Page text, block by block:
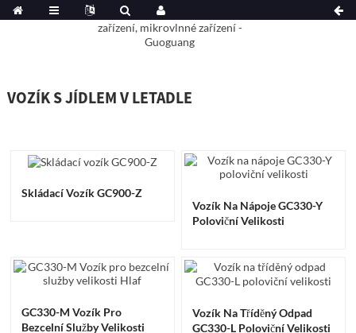
VOZÍK S JÍDLEM V LETADLE
Skládací Vozík GC900-Z
Vozík Na Nápoje GC330-Y
Poloviční Velikosti
GC330-M Vozík Pro
Bezcelní Služby Velikosti
Vozík Na Tříděný Odpad
GC330-L Poloviční Velikosti